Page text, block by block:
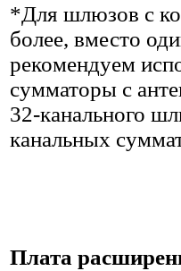
*Для шлюзов с
более, вместо
рекомендуем
сумматоры с
32-канального
канальных
Плата